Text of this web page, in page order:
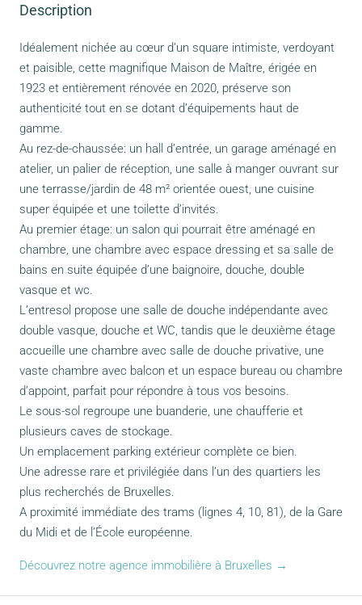
Description
Idéalement nichée au cœur d’un square intimiste, verdoyant
et paisible, cette magnifique Maison de Maître, érigée en
1923 et entièrement rénovée en 2020, préserve son
authenticité tout en se dotant d’équipements haut de
gamme.
Au rez-de-chaussée: un hall d’entrée, un garage aménagé en
atelier, un palier de réception, une salle à manger ouvrant sur
une terrasse/jardin de 48 m² orientée ouest, une cuisine
super équipée et une toilette d’invités.
Au premier étage: un salon qui pourrait être aménagé en
chambre, une chambre avec espace dressing et sa salle de
bains en suite équipée d’une baignoire, douche, double
vasque et wc.
L’entresol propose une salle de douche indépendante avec
double vasque, douche et WC, tandis que le deuxième étage
accueille une chambre avec salle de douche privative, une
vaste chambre avec balcon et un espace bureau ou chambre
d’appoint, parfait pour répondre à tous vos besoins.
Le sous-sol regroupe une buanderie, une chaufferie et
plusieurs caves de stockage.
Un emplacement parking extérieur complète ce bien.
Une adresse rare et privilégiée dans l’un des quartiers les
plus recherchés de Bruxelles.
A proximité immédiate des trams (lignes 4, 10, 81), de la Gare
du Midi et de l’École européenne.
Découvrez notre agence immobilière à Bruxelles →